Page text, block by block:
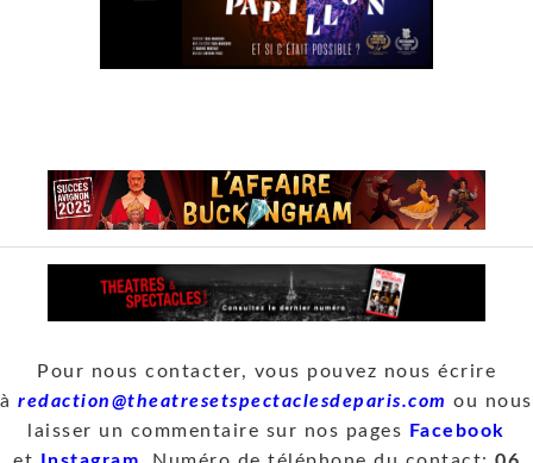
Pour nous contacter, vous pouvez nous écrire
àredaction@theatresetspectaclesdeparis.com ou nous
laisser un commentaire sur nos pages
Facebook